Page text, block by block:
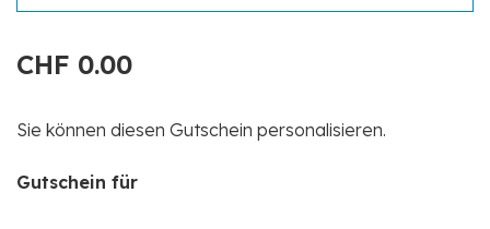
CHF 0.00
Sie können diesen Gutschein personalisieren.
Gutschein für